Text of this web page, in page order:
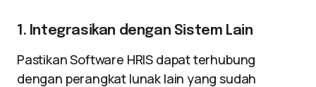
1. Integrasikan dengan Sistem Lain
Pastikan Software HRIS dapat terhubung
dengan perangkat lunak lain yang sudah